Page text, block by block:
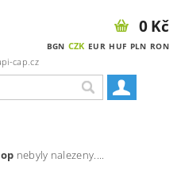
cap.cz
BGN CZK EUR HUF PLN RON
0 Kč
nebyly nalezeny....